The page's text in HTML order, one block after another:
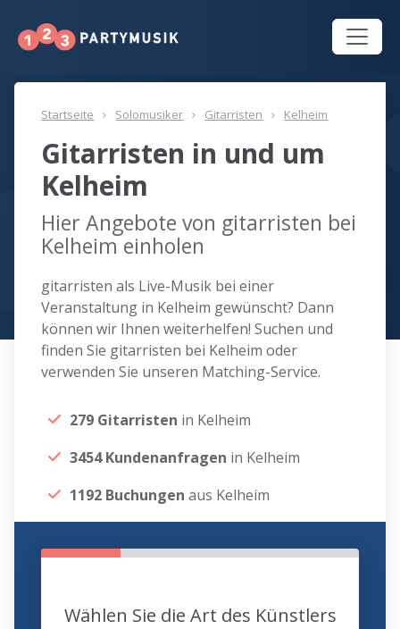
Startseite Solomusiker Gitarristen Kelheim
Gitarristen in und um
Kelheim
Hier Angebote von gitarristen bei
Kelheim einholen
gitarristen als Live-Musik bei einer
Veranstaltung in Kelheim gewünscht? Dann
können wir Ihnen weiterhelfen! Suchen und
finden Sie gitarristen bei Kelheim oder
verwenden Sie unseren Matching-Service.
279 Gitarristen in Kelheim
3454 Kundenanfragen in Kelheim
1192 Buchungen aus Kelheim
Wählen Sie die Art des Künstlers